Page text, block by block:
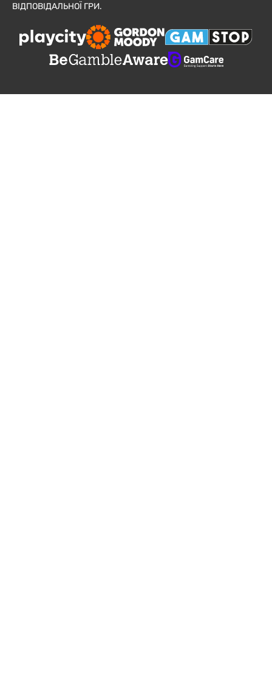
ВІДПОВІДАЛЬНОЇ ГРИ.